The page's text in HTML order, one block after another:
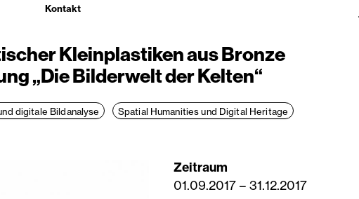
Kontakt
Kleinplastiken aus Bronze
„Die Bilderwelt der Kelten“
digitale Bildanalyse Spatial Humanities und Digital Heritage
Zeitraum
01.09.2017– 31.12.2017